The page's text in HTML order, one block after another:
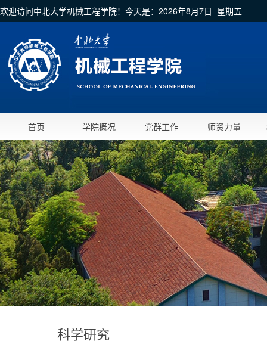
欢迎访问中北大学机械工程学院！今天是： 2026年8月7日 星期五
首页 学院概况 党群工作 师资力量
科学研究